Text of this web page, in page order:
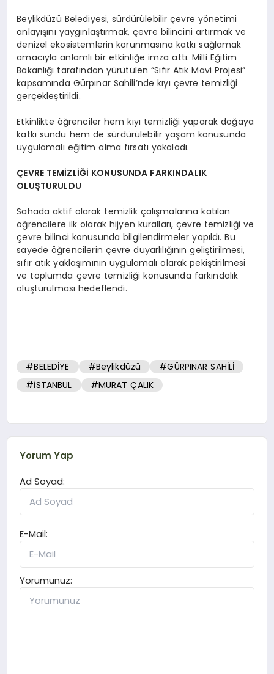
Beylikdüzü Belediyesi, sürdürülebilir çevre yönetimi
anlayışını yaygınlaştırmak, çevre bilincini artırmak ve
denizel ekosistemlerin korunmasına katkı sağlamak
amacıyla anlamlı bir etkinliğe imza attı. Milli Eğitim
Bakanlığı tarafından yürütülen “Sıfır Atık Mavi Projesi”
kapsamında Gürpınar Sahili’nde kıyı çevre temizliği
gerçekleştirildi.
Etkinlikte öğrenciler hem kıyı temizliği yaparak doğaya
katkı sundu hem de sürdürülebilir yaşam konusunda
uygulamalı eğitim alma fırsatı yakaladı.
ÇEVRE TEMİZLİĞİ KONUSUNDA FARKINDALIK
OLUŞTURULDU
Sahada aktif olarak temizlik çalışmalarına katılan
öğrencilere ilk olarak hijyen kuralları, çevre temizliği ve
çevre bilinci konusunda bilgilendirmeler yapıldı. Bu
sayede öğrencilerin çevre duyarlılığının geliştirilmesi,
sıfır atık yaklaşımının uygulamalı olarak pekiştirilmesi
ve toplumda çevre temizliği konusunda farkındalık
oluşturulması hedeflendi.
#BELEDİYE #Beylikdüzü
#GÜRPINAR SAHİLİ
#İSTANBUL
#MURAT ÇALIK
Yorum Yap
Ad Soyad:
E-Mail:
Yorumunuz: